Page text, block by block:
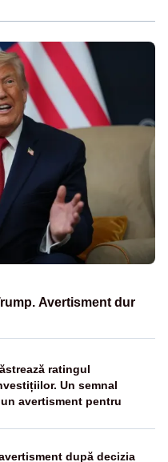
Avertisment dur
ratingul
Un semnal
avertisment pentru
după decizia